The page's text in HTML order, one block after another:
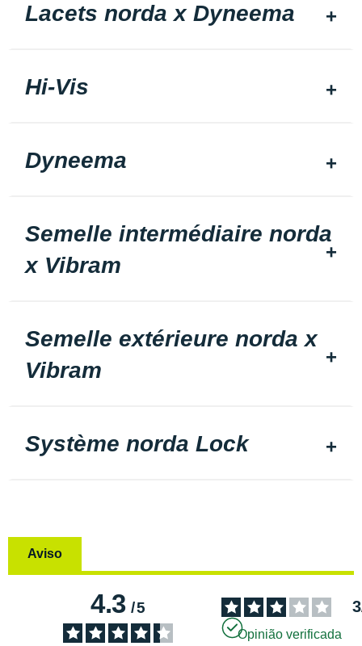
Lacets norda x Dyneema
Hi-Vis
Dyneema
Semelle intermédiaire norda
x Vibram
Semelle extérieure norda x
Vibram
Système norda Lock
Aviso
4.3/5 3
Opinião verificada